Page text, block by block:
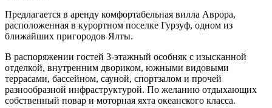
Предлагается в аренду комфортабельная вилла Аврора,
расположенная в курортном поселке Гурзуф, одном из
ближайших пригородов Ялты.
В распоряжении гостей 3-этажный особняк с изысканной
отделкой, внутренним двориком, южными видовыми
террасами, бассейном, сауной, спортзалом и прочей
разнообразной инфраструктурой. По желанию отдыхающих
собственный повар и моторная яхта океанского класса.